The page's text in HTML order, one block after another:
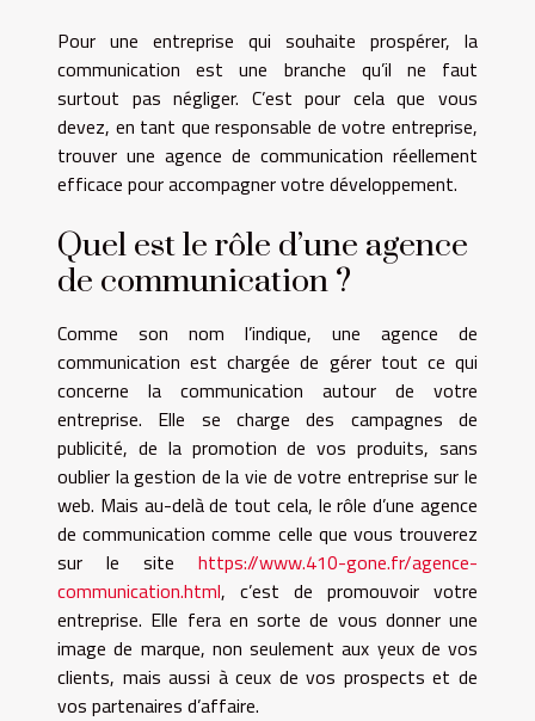
Pour une entreprise qui souhaite prospérer, la
communication est une branche qu’il ne faut
surtout pas négliger. C’est pour cela que vous
devez, en tant que responsable de votre entreprise,
trouver une agence de communication réellement
efficace pour accompagner votre développement.
Quel est le rôle d’une agence
de communication ?
Comme son nom l’indique, une agence de
communication est chargée de gérer tout ce qui
concerne la communication autour de votre
entreprise. Elle se charge des campagnes de
publicité, de la promotion de vos produits, sans
oublier la gestion de la vie de votre entreprise sur le
web. Mais au-delà de tout cela, le rôle d’une agence
de communication comme celle que vous trouverez
sur le site https://www.410-gone.fr/agence-
communication.html, c’est de promouvoir votre
entreprise. Elle fera en sorte de vous donner une
image de marque, non seulement aux yeux de vos
clients, mais aussi à ceux de vos prospects et de
vos partenaires d’affaire.